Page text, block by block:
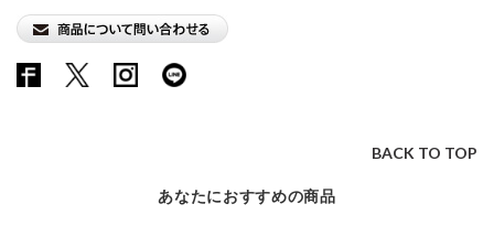
BACK TO TOP
あなたにおすすめの商品